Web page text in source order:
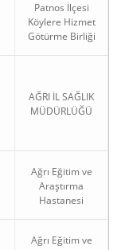
Patnos İlçesi
Köylere Hizmet
Götürme Birliği
AĞRI İL SAĞLIK
MÜDÜRLÜĞÜ
Ağrı Eğitim ve
Araştırma
Hastanesi
Ağrı Eğitim ve